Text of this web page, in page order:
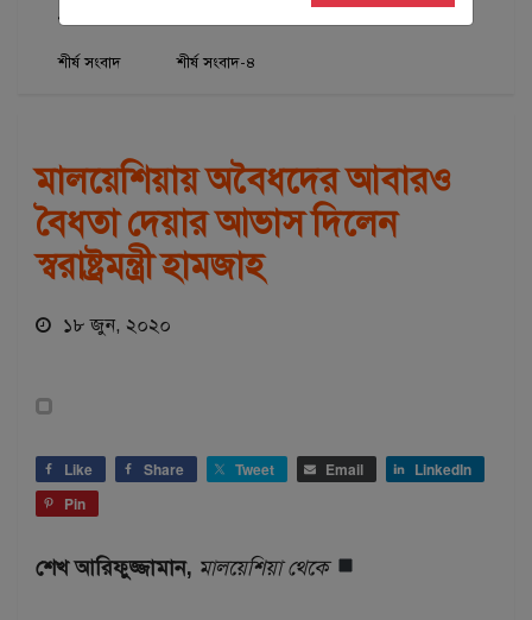
প্রবাসে বাংলাদেশ
শীর্ষ সংবাদ শীর্ষ সংবাদ-৪
মালয়েশিয়ায় অবৈধদের আবারও
বৈধতা দেয়ার আভাস দিলেন
স্বরাষ্ট্রমন্ত্রী হামজাহ
১৮ জুন, ২০২০
Like Share Tweet Email
LinkedIn
Pin
শেখ আরিফুজ্জামান, মালয়েশিয়া থেকে